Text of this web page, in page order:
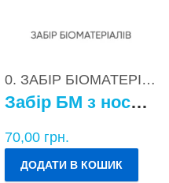
0. ЗАБІР БІОМАТЕРІАЛІВ
Забір БМ з носоглотки
70,00 грн.
ДОДАТИ В КОШИК